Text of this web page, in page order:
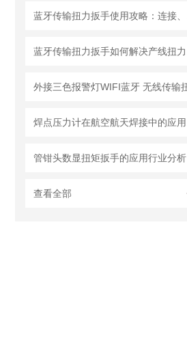
管钳头数显扭矩扳手的应用行业分析
查看全部